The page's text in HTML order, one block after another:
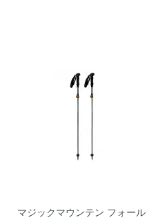
マジックマウンテン フォール